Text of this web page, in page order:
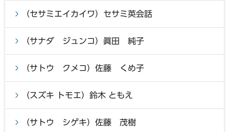
（セサミエイカイワ）セサミ英会話
（サナダ ジュンコ）眞田 純子
（サトウ クメコ）佐藤 くめ子
（スズキ トモエ）鈴木 ともえ
（サトウ シゲキ）佐藤 茂樹